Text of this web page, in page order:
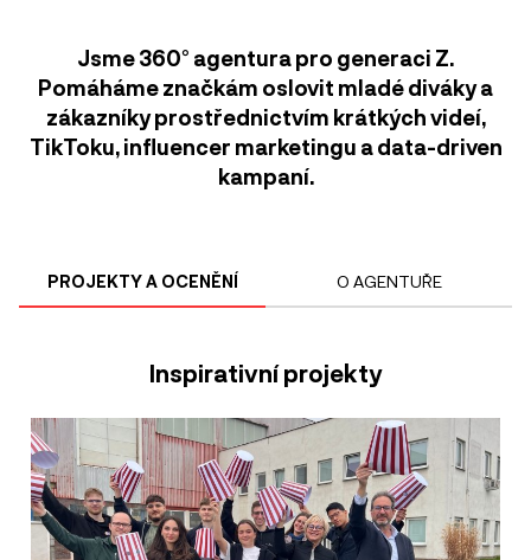
Jsme 360° agentura pro generaci Z.
Pomáháme značkám oslovit mladé diváky a
zákazníky prostřednictvím krátkých videí,
TikToku, influencer marketingu a data-driven
kampaní.
PROJEKTY A OCENĚNÍ O AGENTUŘE
Inspirativní projekty